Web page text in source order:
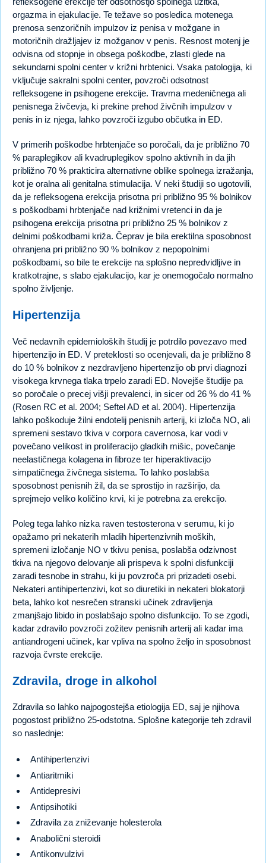
orgazma in ejakulacije. Te težave so posledica motenega
prenosa senzoričnih impulzov iz penisa v možgane in
motoričnih dražljajev iz možganov v penis. Resnost motenj je
odvisna od stopnje in obsega poškodbe, zlasti glede na
sekundarni spolni center v križni hrbtenici. Vsaka patologija, ki
vključuje sakralni spolni center, povzroči odsotnost
refleksogene in psihogene erekcije. Travma medeničnega ali
penisnega živčevja, ki prekine prehod živčnih impulzov v
penis in iz njega, lahko povzroči izgubo občutka in ED.
V primerih poškodbe hrbtenjače so poročali, da je približno 70
% paraplegikov ali kvadruplegikov spolno aktivnih in da jih
približno 70 % prakticira alternativne oblike spolnega izražanja,
kot je oralna ali genitalna stimulacija. V neki študiji so ugotovili,
da je refleksogena erekcija prisotna pri približno 95 % bolnikov
s poškodbami hrbtenjače nad križnimi vretenci in da je
psihogena erekcija prisotna pri približno 25 % bolnikov z
delnimi poškodbami križa. Čeprav je bila erektilna sposobnost
ohranjena pri približno 90 % bolnikov z nepopolnimi
poškodbami, so bile te erekcije na splošno nepredvidljive in
kratkotrajne, s slabo ejakulacijo, kar je onemogočalo normalno
spolno življenje.
Hipertenzija
Več nedavnih epidemioloških študij je potrdilo povezavo med
hipertenzijo in ED. V preteklosti so ocenjevali, da je približno 8
do 10 % bolnikov z nezdravljeno hipertenzijo ob prvi diagnozi
visokega krvnega tlaka trpelo zaradi ED. Novejše študije pa
so poročale o precej višji prevalenci, in sicer od 26 % do 41 %
(Rosen RC et al. 2004; Seftel AD et al. 2004). Hipertenzija
lahko poškoduje žilni endotelij penisnih arterij, ki izloča NO, ali
spremeni sestavo tkiva v corpora cavernosa, kar vodi v
povečano velikost in proliferacijo gladkih mišic, povečanje
neelastičnega kolagena in fibroze ter hiperaktivacijo
simpatičnega živčnega sistema. To lahko poslabša
sposobnost penisnih žil, da se sprostijo in razširijo, da
sprejmejo veliko količino krvi, ki je potrebna za erekcijo.
Poleg tega lahko nizka raven testosterona v serumu, ki jo
opažamo pri nekaterih mladih hipertenzivnih moških,
spremeni izločanje NO v tkivu penisa, poslabša odzivnost
tkiva na njegovo delovanje ali prispeva k spolni disfunkciji
zaradi tesnobe in strahu, ki ju povzroča pri prizadeti osebi.
Nekateri antihipertenzivi, kot so diuretiki in nekateri blokatorji
beta, lahko kot nesrečen stranski učinek zdravljenja
zmanjšajo libido in poslabšajo spolno disfunkcijo. To se zgodi,
kadar zdravilo povzroči zožitev penisnih arterij ali kadar ima
antiandrogeni učinek, kar vpliva na spolno željo in sposobnost
razvoja čvrste erekcije.
Zdravila, droge in alkohol
Zdravila so lahko najpogostejša etiologija ED, saj je njihova
pogostost približno 25-odstotna. Splošne kategorije teh zdravil
so naslednje:
Antihipertenzivi
Antiaritmiki
Antidepresivi
Antipsihotiki
Zdravila za zniževanje holesterola
Anabolični steroidi
Antikonvulzivi